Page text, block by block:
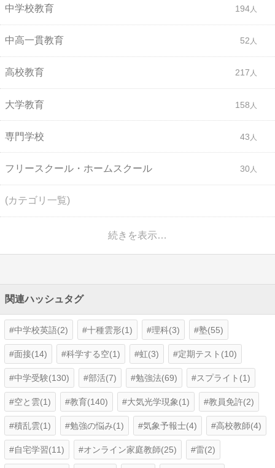
中学校教育 194
中高一貫教育 52
高校教育 217
大学教育 158
専門学校 43
フリースクール・ホームスクール 30
(カテゴリ一覧)
続きを表示…
関連ハッシュタグ
中学校英語(2) 十種雲形(1) 理科(3) 塾(55)
面接(14) 科学する空(1) 虹(3) 定期テスト(10)
中学受験(130) 部活(7) 勉強法(69) スプライト(1)
空と雲(1) 教育(140) 大気光学現象(1) 教員免許(2)
積乱雲(1) 勉強の悩み(1) 気象予報士(4) 高校教師(4)
自宅学習(11) オンライン家庭教師(25) 雷(2)